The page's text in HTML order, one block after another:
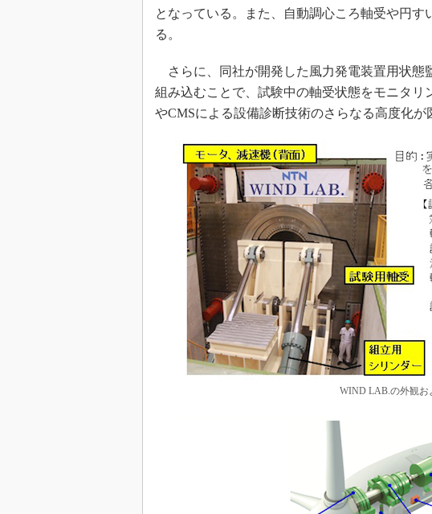
となっている。また、自動調心ころ軸受や円
る。
さらに、同社が開発した風力発電装置用状態
組み込むことで、試験中の軸受状態をモニタリ
やCMSによる設備診断技術のさらなる高度化が
WIND LAB.の外観お